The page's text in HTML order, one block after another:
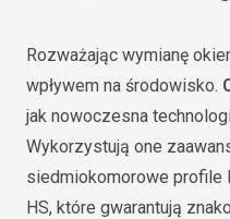
Rozważając wymianę
wpływem na środowisko.
jak nowoczesna
Wykorzystują one
siedmiokomorowe profile
HS, które gwarantują